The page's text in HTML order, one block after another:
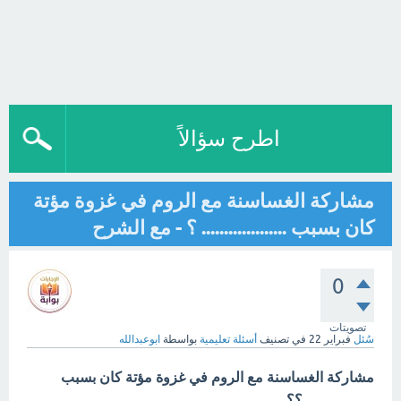
اطرح سؤالاً
مشاركة الغساسنة مع الروم في غزوة مؤتة
كان بسبب ................... ؟ - مع الشرح
0
تصويتات
سُئل فبراير 22 في تصنيف أسئلة تعليمية بواسطة ابوعبدالله
مشاركة الغساسنة مع الروم في غزوة مؤتة كان بسبب